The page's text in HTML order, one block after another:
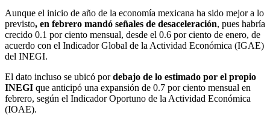
Aunque el inicio de año de la economía mexicana ha sido mejor a lo
previsto, en febrero mandó señales de desaceleración, pues habría
crecido 0.1 por ciento mensual, desde el 0.6 por ciento de enero, de
acuerdo con el Indicador Global de la Actividad Económica (IGAE)
del INEGI.
El dato incluso se ubicó pordebajo de lo estimado por el propio
INEGI que anticipó una expansión de 0.7 por ciento mensual en
febrero, según el Indicador Oportuno de la Actividad Económica
(IOAE).